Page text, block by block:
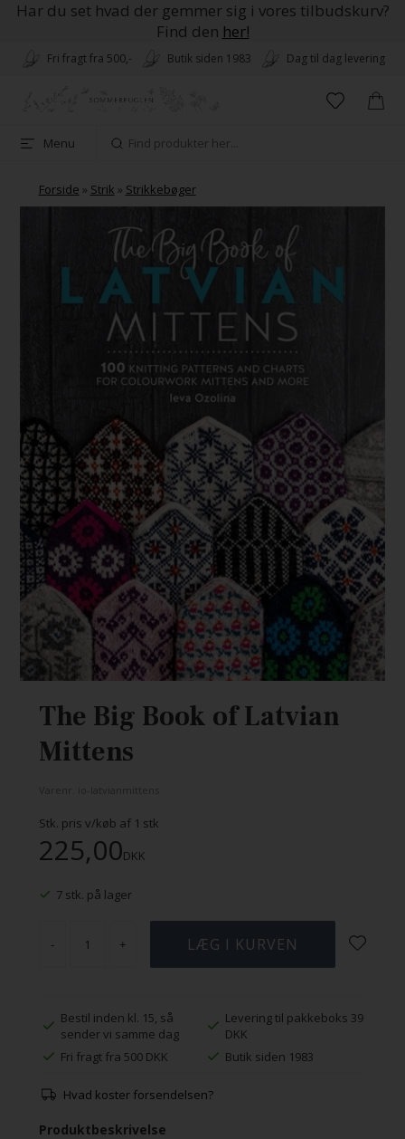
Har du set hvad der gemmer sig i vores tilbudskurv?
Find den her!
Fri fragt fra 500,- Butik siden 1983 Dag til dag levering
Menu
Forside » Strik » Strikkebøger
The Big Book of Latvian
Mittens
io-latvianmittens
Stk. pris v/køb af 1 stk
225,00DKK
7 stk. på lager
- +
Bestil inden kl. 15, så
sender vi samme dag
Levering til pakkeboks 39
DKK
Fri fragt fra 500 DKK
Butik siden 1983
Hvad koster forsendelsen?
Produktbeskrivelse